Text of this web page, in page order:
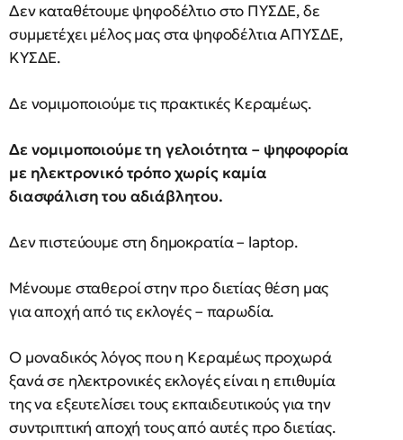
Δεν καταθέτουμε ψηφοδέλτιο στο ΠΥΣΔΕ, δε
συμμετέχει μέλος μας στα ψηφοδέλτια ΑΠΥΣΔΕ,
ΚΥΣΔΕ.
Δε νομιμοποιούμε τις πρακτικές Κεραμέως.
Δε νομιμοποιούμε τη γελοιότητα – ψηφοφορία
με ηλεκτρονικό τρόπο χωρίς καμία
διασφάλιση του αδιάβλητου.
Δεν πιστεύουμε στη δημοκρατία – laptop.
Μένουμε σταθεροί στην προ διετίας θέση μας
για αποχή από τις εκλογές – παρωδία.
Ο μοναδικός λόγος που η Κεραμέως προχωρά
ξανά σε ηλεκτρονικές εκλογές είναι η επιθυμία
της να εξευτελίσει τους εκπαιδευτικούς για την
συντριπτική αποχή τους από αυτές προ διετίας.